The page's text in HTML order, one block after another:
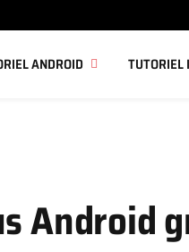
ANDROID TUTORIEL
Android